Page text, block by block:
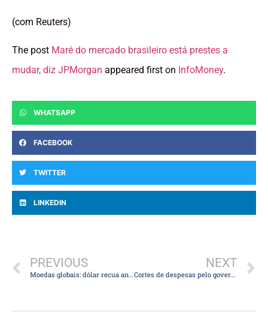
(com Reuters)
The post Maré do mercado brasileiro está prestes a
mudar, diz JPMorgan appeared first on InfoMoney.
WHATSAPP
FACEBOOK
TWITTER
LINKEDIN
PREVIOUS NEXT
Cortes de despesas pelo governo sairão caros no âmbito político, diz analista